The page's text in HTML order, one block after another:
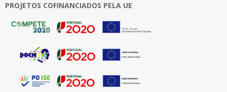
PROJETOS COFINANCIADOS PELA UE